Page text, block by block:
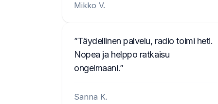
Mikko V.
Täydellinen palvelu, radio toimi heti.
Nopea ja helppo ratkaisu
ongelmaani.
Sanna K.